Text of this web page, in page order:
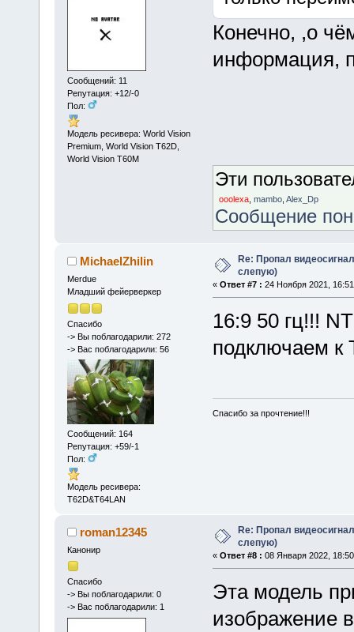
Сообщений: 11
Репутация: +12/-0
Пол:
Модель ресивера: World Vision
Premium, World Vision T62D,
World Vision T60M
Конечно, ,о
информация,
Эти
ooolexa ,mambo ,Alex_Dp
Сообщение
MichaelZhilin
Merdue
Младший фейерверкер
Спасибо
-> Вы поблагодарили: 272
-> Вас поблагодарили: 56
Сообщений: 164
Репутация: +59/-1
Пол:
Модель ресивера:
T62D&T64LAN
Re: Пропал
слепую)
« Ответ #7 : 24 Ноября 2021,
16:9 50 гц!!!
подключаем к
Спасибо за прочтение!!!
roman12345
Канонир
Спасибо
-> Вы поблагодарили: 0
-> Вас поблагодарили: 1
Re: Пропал
слепую)
« Ответ #8 : 08 Января 2022,
Эта модель
изображение